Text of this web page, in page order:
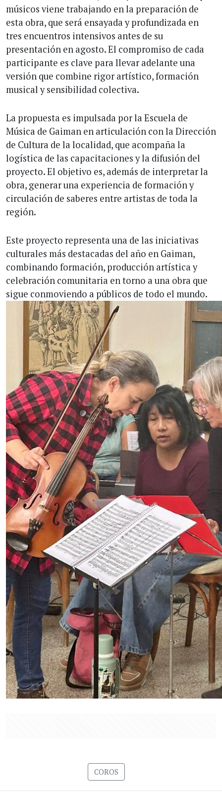
músicos viene trabajando en la preparación de
esta obra, que será ensayada y profundizada en
tres encuentros intensivos antes de su
presentación en agosto. El compromiso de cada
participante es clave para llevar adelante una
versión que combine rigor artístico, formación
musical y sensibilidad colectiva.
La propuesta es impulsada por la Escuela de
Música de Gaiman en articulación con la Dirección
de Cultura de la localidad, que acompaña la
logística de las capacitaciones y la difusión del
proyecto. El objetivo es, además de interpretar la
obra, generar una experiencia de formación y
circulación de saberes entre artistas de toda la
región.
Este proyecto representa una de las iniciativas
culturales más destacadas del año en Gaiman,
combinando formación, producción artística y
celebración comunitaria en torno a una obra que
sigue conmoviendo a públicos de todo el mundo.
COROS